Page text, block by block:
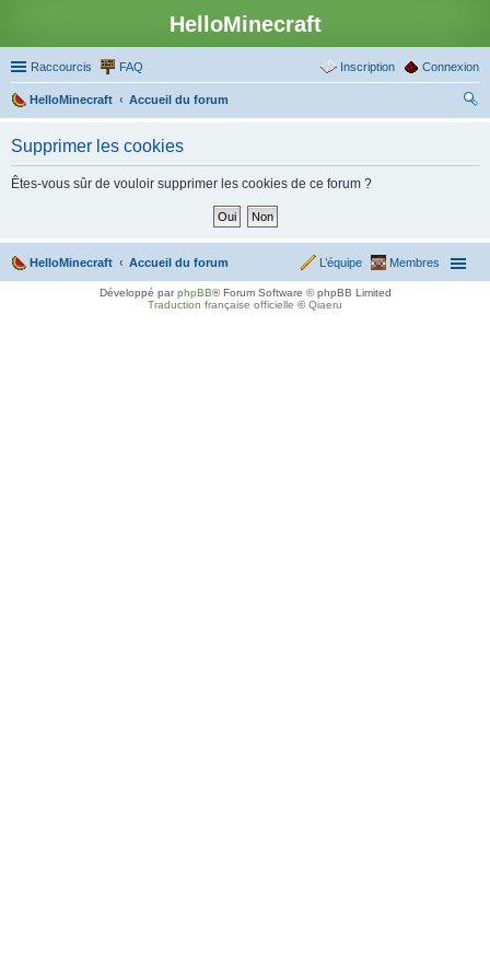
HelloMinecraft
Raccourcis FAQ Connexion
Inscription
HelloMinecraft
Accueil du forum
Supprimer les cookies
Êtes-vous sûr de vouloir supprimer les cookies de ce forum ?
HelloMinecraft Accueil du forum Membres
L’équipe
Développé parphpBB® Forum Software © phpBB Limited
Traduction française officielle ©Qiaeru